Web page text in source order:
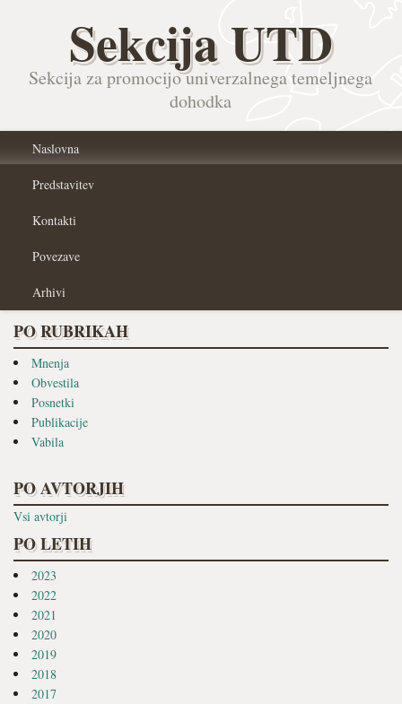
Sekcija UTD
Sekcija za promocijo univerzalnega temeljnega
dohodka
Naslovna
Predstavitev
Kontakti
Povezave
Arhivi
PO RUBRIKAH
Mnenja
Obvestila
Posnetki
Publikacije
Vabila
PO AVTORJIH
Vsi avtorji
PO LETIH
2023
2022
2021
2020
2019
2018
2017